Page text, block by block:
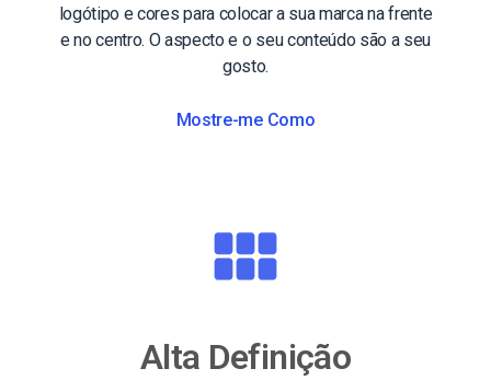
logótipo e cores para colocar a sua marca na frente
e no centro. O aspecto e o seu conteúdo são a seu
gosto.
Mostre-me Como
Alta Definição